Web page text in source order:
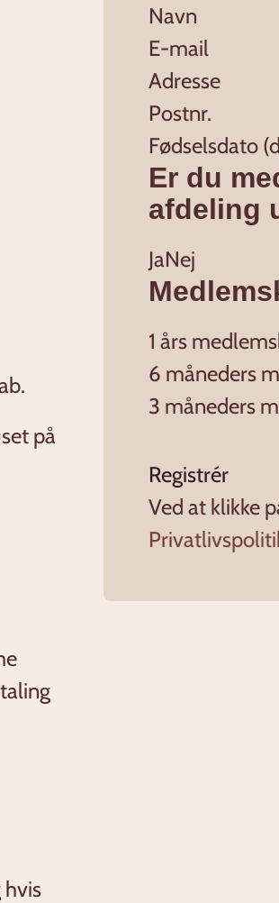
på
hvis
Er du
afdeling
JaNej
1 års
6 måneders
3 måneders
Registrér
Ved at klikke